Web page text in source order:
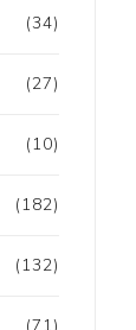
(34)
(27)
(10)
(182)
(132)